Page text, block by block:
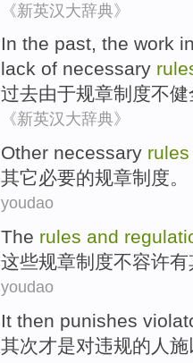
《新英汉大辞典》
In the past, the work in
lack of necessary
过去由于规章制度不健
《新英汉大辞典》
Other necessary rules
其它必要的规章制度。
youdao
The rules and
这些规章制度不容许有
youdao
It then punishes
其次才是对违规的人